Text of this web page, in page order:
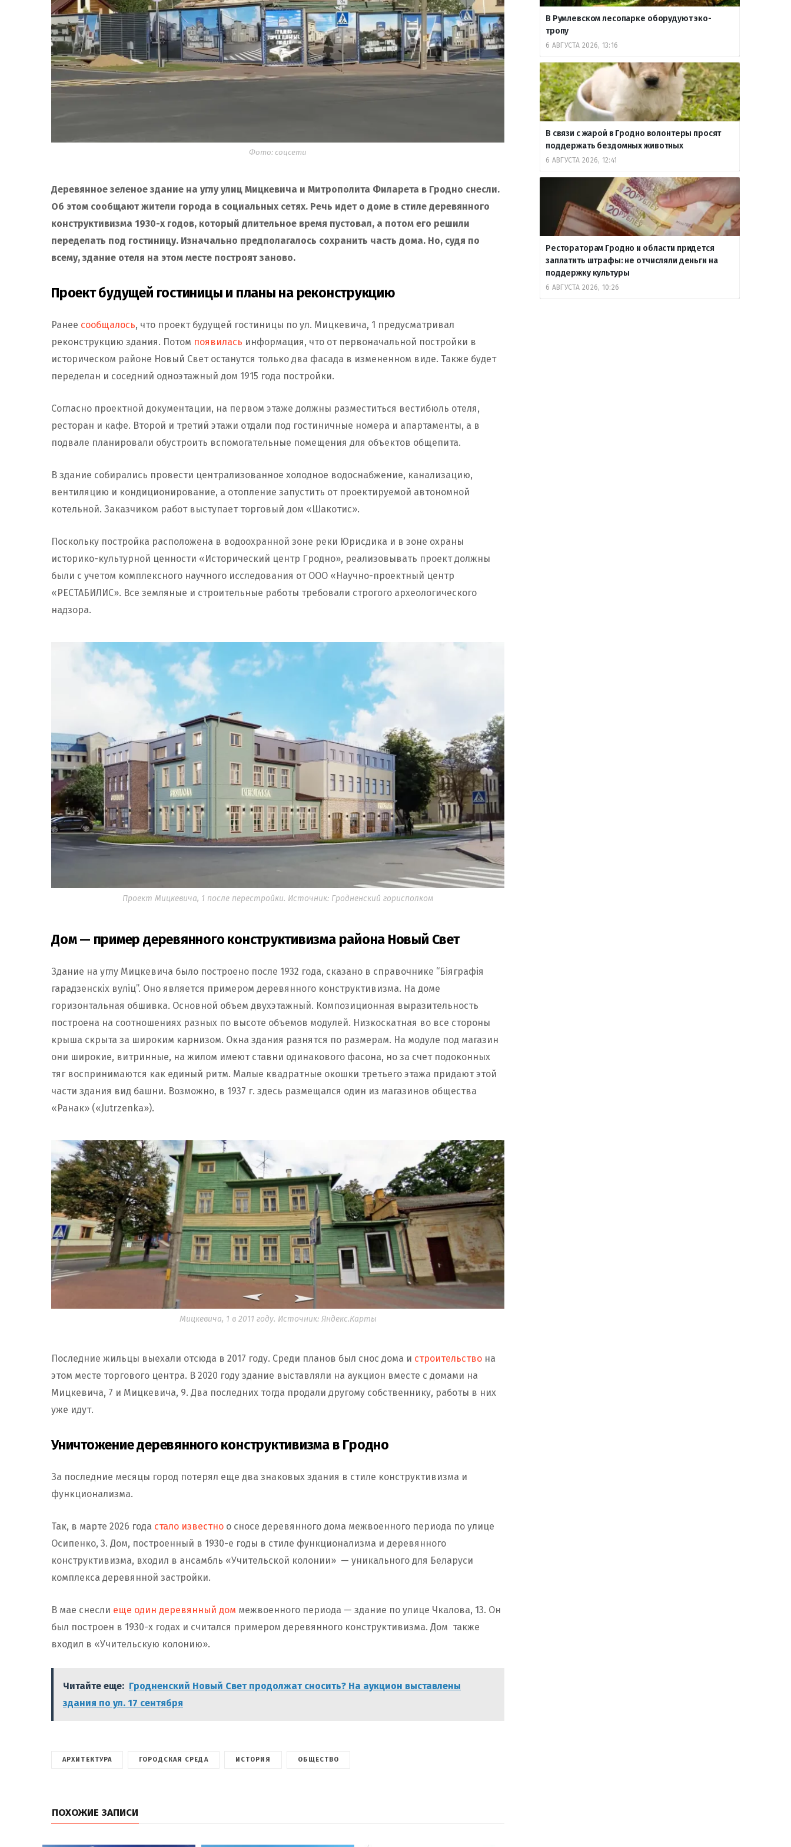
Фото: соцсети
Деревянное зеленое здание на углу улиц Мицкевича и Митрополита Филарета в Гродно снесли.
Об этом сообщают жители города в социальных сетях. Речь идет о доме в стиле деревянного
конструктивизма 1930-х годов, который длительное время пустовал, а потом его решили
переделать под гостиницу. Изначально предполагалось сохранить часть дома. Но, судя по
всему, здание отеля на этом месте построят заново.
Проект будущей гостиницы и планы на реконструкцию
Ранее сообщалось, что проект будущей гостиницы по ул. Мицкевича, 1 предусматривал
реконструкцию здания. Потом появилась информация, что от первоначальной постройки в
историческом районе Новый Свет останутся только два фасада в измененном виде. Также будет
переделан и соседний одноэтажный дом 1915 года постройки.
Согласно проектной документации, на первом этаже должны разместиться вестибюль отеля,
ресторан и кафе. Второй и третий этажи отдали под гостиничные номера и апартаменты, а в
подвале планировали обустроить вспомогательные помещения для объектов общепита.
В здание собирались провести централизованное холодное водоснабжение, канализацию,
вентиляцию и кондиционирование, а отопление запустить от проектируемой автономной
котельной. Заказчиком работ выступает торговый дом «Шакотис».
Поскольку постройка расположена в водоохранной зоне реки Юрисдика и в зоне охраны
историко-культурной ценности «Исторический центр Гродно», реализовывать проект должны
были с учетом комплексного научного исследования от ООО «Научно-проектный центр
«РЕСТАБИЛИС». Все земляные и строительные работы требовали строгого археологического
надзора.
Проект Мицкевича, 1 после перестройки. Источник: Гродненский горисполком
Дом — пример деревянного конструктивизма района Новый Свет
Здание на углу Мицкевича было построено после 1932 года, сказано в справочнике “Біяграфія
гарадзенскіх вуліц”. Оно является примером деревянного конструктивизма. На доме
горизонтальная обшивка. Основной объем двухэтажный. Композиционная выразительность
построена на соотношениях разных по высоте объемов модулей. Низкоскатная во все стороны
крыша скрыта за широким карнизом. Окна здания разнятся по размерам. На модуле под магазин
они широкие, витринные, на жилом имеют ставни одинакового фасона, но за счет подоконных
тяг воспринимаются как единый ритм. Малые квадратные окошки третьего этажа придают этой
части здания вид башни. Возможно, в 1937 г. здесь размещался один из магазинов общества
«Ранак» («Jutrzenka»).
Мицкевича, 1 в 2011 году. Источник: Яндекс.Карты
Последние жильцы выехали отсюда в 2017 году. Среди планов был снос дома и строительство на
этом месте торгового центра. В 2020 году здание выставляли на аукцион вместе с домами на
Мицкевича, 7 и Мицкевича, 9. Два последних тогда продали другому собственнику, работы в них
уже идут.
Уничтожение деревянного конструктивизма в Гродно
За последние месяцы город потерял еще два знаковых здания в стиле конструктивизма и
функционализма.
Так, в марте 2026 года стало известно о сносе деревянного дома межвоенного периода по улице
Осипенко, 3. Дом, построенный в 1930-е годы в стиле функционализма и деревянного
конструктивизма, входил в ансамбль «Учительской колонии» — уникального для Беларуси
комплекса деревянной застройки.
В мае снесли еще один деревянный дом межвоенного периода — здание по улице Чкалова, 13. Он
был построен в 1930-х годах и считался примером деревянного конструктивизма. Дом также
входил в «Учительскую колонию».
Читайте еще: Гродненский Новый Свет продолжат сносить? На аукцион выставлены
здания по ул. 17 сентября
АРХИТЕКТУРА ГОРОДСКАЯ СРЕДА ИСТОРИЯ ОБЩЕСТВО
ПОХОЖИЕ ЗАПИСИ
В Румлевском лесопарке оборудуют эко-
тропу
6 АВГУСТА 2026, 13:16
В связи с жарой в Гродно волонтеры просят
поддержать бездомных животных
6 АВГУСТА 2026, 12:41
Рестораторам Гродно и области придется
заплатить штрафы: не отчисляли деньги на
поддержку культуры
6 АВГУСТА 2026, 10:26